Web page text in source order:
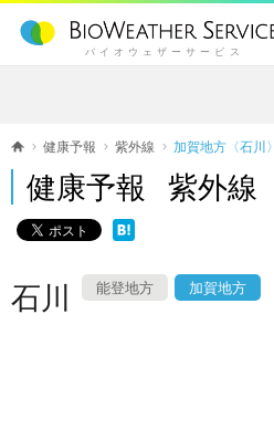
バイオウェザーサービス
健康予報 紫外線 加賀地方〈石川〉
健康予報 紫外線
石川 能登地方 加賀地方